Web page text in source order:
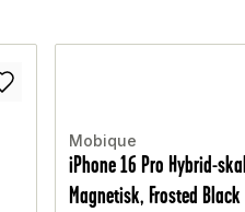
Mobique
iPhone 16 Pro Hybrid-skal
Magnetisk, Frosted Black